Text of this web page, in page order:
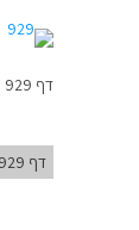
דף 929 חדש שלי
דף 929 חדש שלי